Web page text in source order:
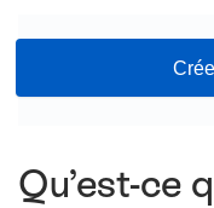
Qu’est-ce